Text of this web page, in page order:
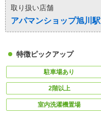
取り扱い店舗
アパマンショップ旭川
特徴ピックアップ
駐車場あり
2階以上
室内洗濯機置場